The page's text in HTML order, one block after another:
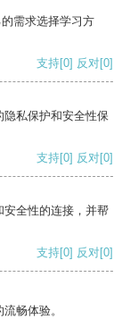
需求选择学习方
支持[0] 反对[0]
私保护和安全性保
支持[0] 反对[0]
全性的连接，并帮
支持[0] 反对[0]
畅体验。